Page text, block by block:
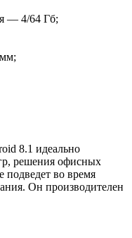
— 4/64 Гб;
8.1 идеально
решения офисных
подведет во время
Он производителен